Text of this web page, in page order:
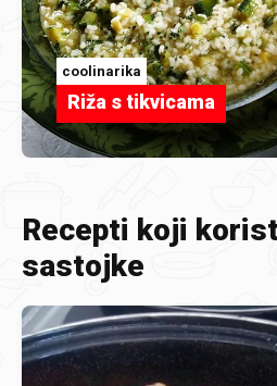
coolinarika
Riža s tikvicama
Recepti koji
sastojke